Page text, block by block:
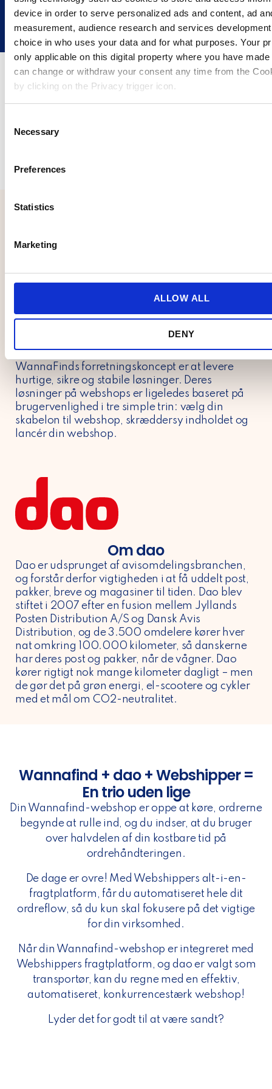
device in order to serve personalized ads and content, ad
measurement, audience research and services
choice in who uses your data and for what purposes. Your
only applicable on this digital property where you have
can change or withdraw your consent any time from the
by clicking on the Privacy trigger icon.
Collect information about your geographical location
(fingerprinting)
preferences in the
features and to analyse our traffic. We also share
combine it with other information that you’ve provided to
Necessary
Preferences
Statistics
Marketing
ALLOW ALL
DENY
En verden af muligheder med 70+
Om WannaFind
WannaFind blev grundlagt i 2000 og er nu et af
Danmarks fremmeste hostingleverandører med
starten været at yde kompetent, personlig
service på et grundlag af viden og forståelse.
WannaFinds forretningskoncept er at levere
hurtige, sikre og stabile løsninger. Deres
løsninger på webshops er ligeledes baseret på
brugervenlighed i tre simple trin: vælg din
skabelon til webshop, skræddersy indholdet og
lancér din webshop.
Om dao
Dao er udsprunget af avisomdelingsbranchen,
og forstår derfor vigtigheden i at få uddelt post,
pakker, breve og magasiner til tiden. Dao blev
stiftet i 2007 efter en fusion mellem Jyllands
Posten Distribution A/S og Dansk Avis
Distribution, og de 3.500 omdelere kører hver
nat omkring 100.000 kilometer, så danskerne
har deres post og pakker, når de vågner. Dao
kører rigtigt nok mange kilometer dagligt – men
de gør det på grøn energi, el-scootere og cykler
med et mål om CO2-neutralitet.
Wannafind + dao + Webshipper =
En trio uden lige
Din Wannafind-webshop er oppe at køre, ordrerne
begynde at rulle ind, og du indser, at du bruger
over halvdelen af din kostbare tid på
ordrehåndteringen.
De dage er ovre! Med Webshippers alt-i-en-
fragtplatform, får du automatiseret hele dit
ordreflow, så du kun skal fokusere på det vigtige
for din virksomhed.
Når din Wannafind-webshop er integreret med
Webshippers fragtplatform, og dao er valgt som
transportør, kan du regne med en effektiv,
automatiseret, konkurrencestærk webshop!
Lyder det for godt til at være sandt?